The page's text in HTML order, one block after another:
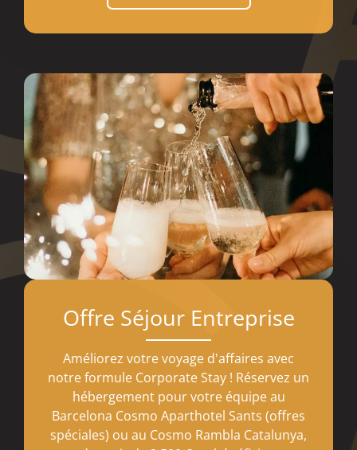
Offre Séjour Entreprise
Améliorez votre voyage d'affaires avec
notre formule Corporate Stay ! Réservez un
hébergement pour votre équipe au
Barcelona Cosmo Aparthotel Sants (offres
spéciales) ou au Cosmo Rambla Catalunya,